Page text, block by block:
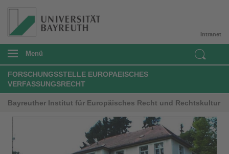
Intranet
Menü
FORSCHUNGSSTELLE EUROPAEISCHES
VERFASSUNGSRECHT
Bayreuther Institut für Europäisches Recht und Rechtskultur